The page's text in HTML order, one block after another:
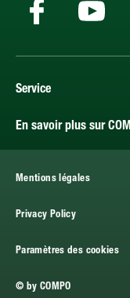
Service
En savoir plus sur
Mentions légales
Privacy Policy
Paramètres des cookies
© by COMPO